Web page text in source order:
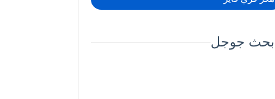
بحث جوجل